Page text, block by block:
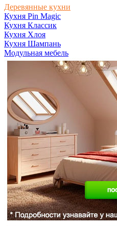
Деревянные кухни
Кухня Pin Magic
Кухня Классик
Кухня Хлоя
Кухня Шампань
Модульная мебель